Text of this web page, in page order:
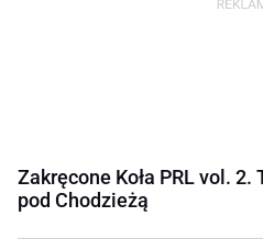
Zakręcone Koła PRL vol.
pod Chodzieżą